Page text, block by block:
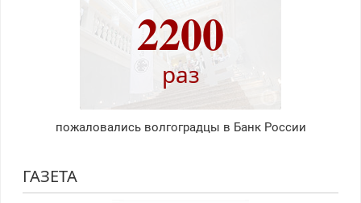
2200
раз
пожаловались волгоградцы в Банк России
ГАЗЕТА